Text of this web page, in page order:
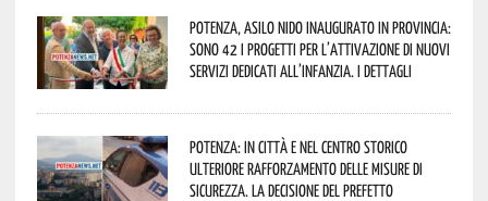
Potenza, asilo nido inaugurato in provincia:
sono 42 i progetti per l’attivazione di nuovi
servizi dedicati all’infanzia. I dettagli
Potenza: in città e nel centro storico
ulteriore rafforzamento delle misure di
sicurezza. La decisione del Prefetto